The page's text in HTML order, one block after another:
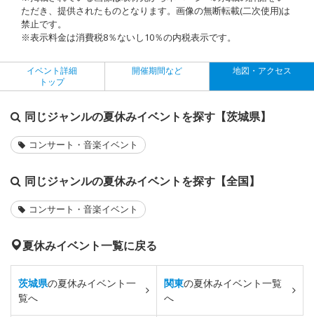
ただき、提供されたものとなります。画像の無断転載(二次使用)は
禁止です。
※表示料金は消費税8％ないし10％の内税表示です。
イベント詳細
トップ
開催期間など 地図・アクセス
同じジャンルの夏休みイベントを探す【茨城県】
コンサート・音楽イベント
同じジャンルの夏休みイベントを探す【全国】
コンサート・音楽イベント
夏休みイベント一覧に戻る
茨城県の夏休みイベント一
覧へ
関東の夏休みイベント一覧
へ